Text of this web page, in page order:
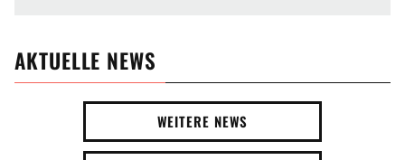
AKTUELLE NEWS
WEITERE NEWS